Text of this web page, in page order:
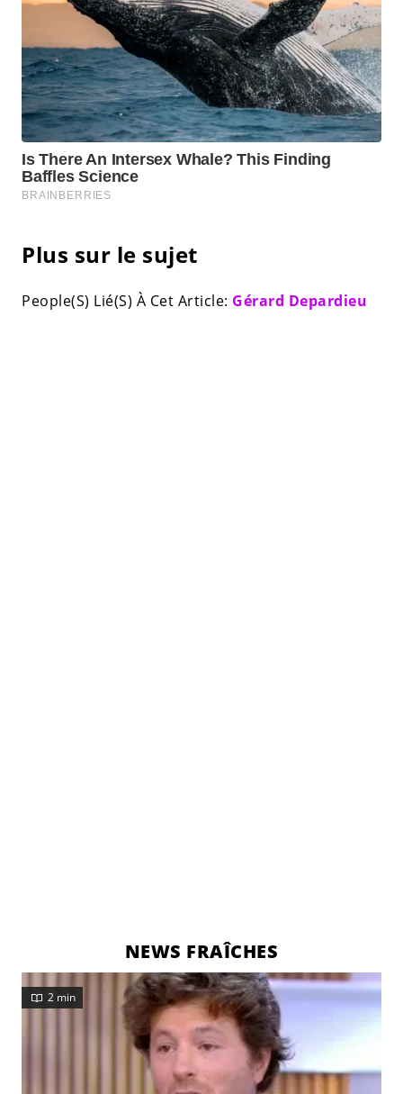
Plus sur le sujet
People(S) Lié(S) À Cet Article: Gérard Depardieu
NEWS FRAÎCHES
2 min